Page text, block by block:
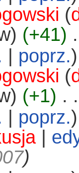
(
(+41)
poprz.)
(
(+1) . .
poprz.)
|
)